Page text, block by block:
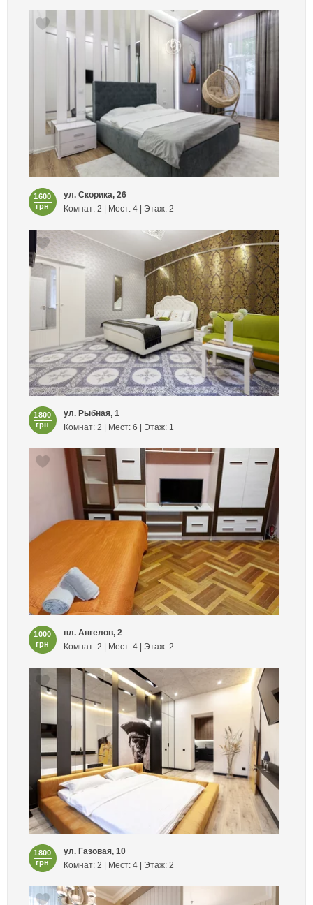
1600
грн
ул. Скорика, 26
Комнат: 2 | Мест: 4 | Этаж: 2
1800
грн
ул. Рыбная, 1
Комнат: 2 | Мест: 6 | Этаж: 1
1000
грн
пл. Ангелов, 2
Комнат: 2 | Мест: 4 | Этаж: 2
1800
грн
ул. Газовая, 10
Комнат: 2 | Мест: 4 | Этаж: 2